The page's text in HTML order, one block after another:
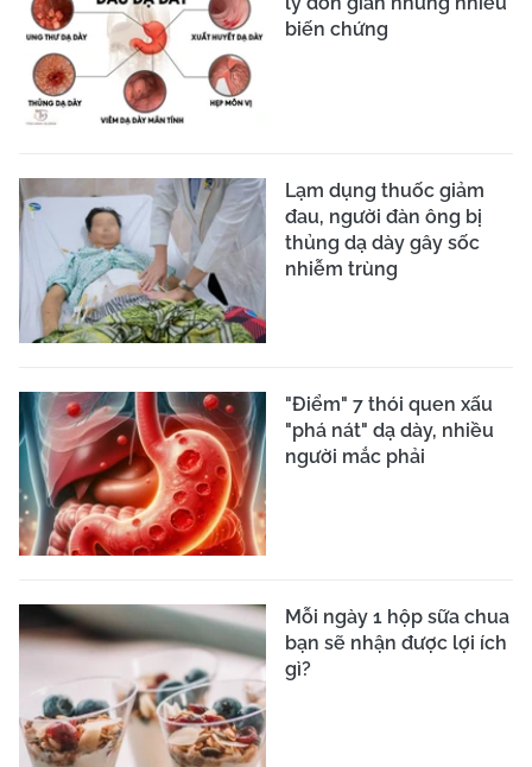
biến chứng
Lạm dụng thuốc giảm
đau, người đàn ông bị
thủng dạ dày gây sốc
nhiễm trùng
"Điểm" 7 thói quen xấu
"phá nát" dạ dày, nhiều
người mắc phải
Mỗi ngày 1 hộp sữa chua
bạn sẽ nhận được lợi ích
gì?